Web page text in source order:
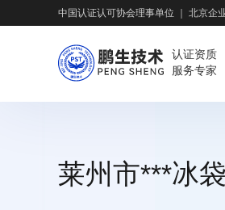
中国认证认可协会理事单位 北京企
认证资质
服务专家
莱州市***冰